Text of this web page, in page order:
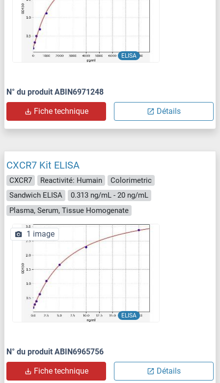
ELISA
N° du produit ABIN6971248
Fiche technique Détails
CXCR7 Kit ELISA
CXCR7 Reactivité: Humain
Colorimetric
Sandwich ELISA
0.313 ng/mL - 20 ng/mL
Plasma, Serum, Tissue Homogenate
ELISA
1 image
N° du produit ABIN6965756
Fiche technique Détails